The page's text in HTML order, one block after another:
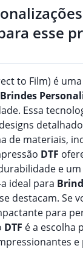
esse
to Film) é
Brindes
Essa
de materiais,
DTF
e
ideal para
destacam. Se
para
DTF é a escolha
e